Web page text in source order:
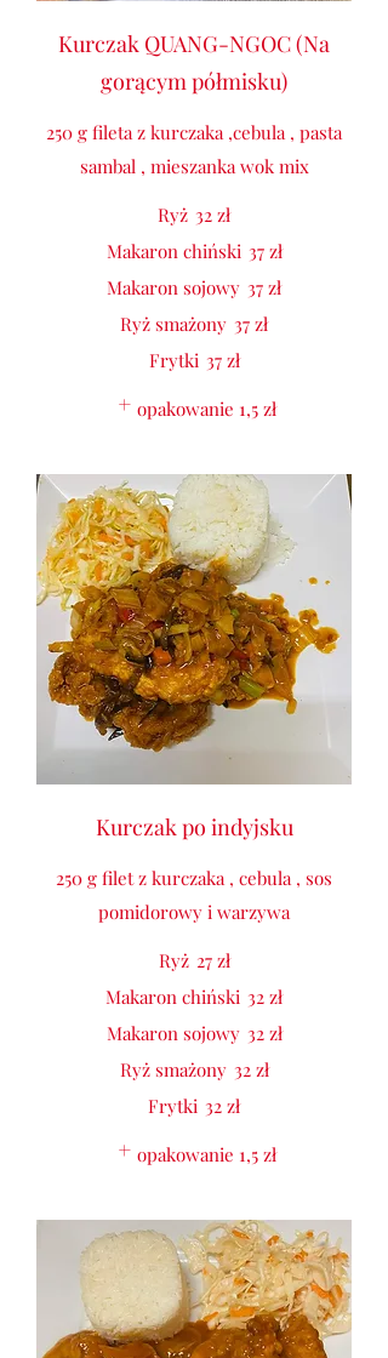
Kurczak QUANG-NGOC (Na
gorącym półmisku)
250 g fileta z kurczaka ,cebula , pasta
sambal , mieszanka wok mix
Ryż 32 zł
Makaron chiński 37 zł
Makaron sojowy 37 zł
Ryż smażony 37 zł
Frytki 37 zł
opakowanie 1,5 zł
Kurczak po indyjsku
250 g filet z kurczaka , cebula , sos
pomidorowy i warzywa
Ryż 27 zł
Makaron chiński 32 zł
Makaron sojowy 32 zł
Ryż smażony 32 zł
Frytki 32 zł
opakowanie 1,5 zł